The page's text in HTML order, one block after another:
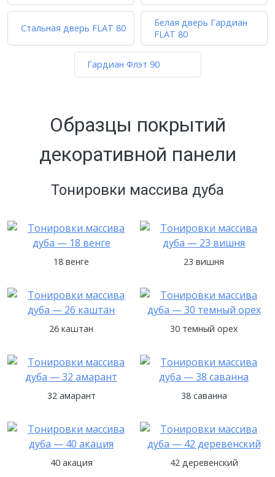
Стальная дверь FLAT 80
Белая дверь Гардиан
FLAT 80
Гардиан Флэт 90
Образцы покрытий
декоративной панели
Тонировки массива дуба
18 венге 23 вишня
26 каштан 30 темный орех
32 амарант 38 саванна
40 акация 42 деревенский